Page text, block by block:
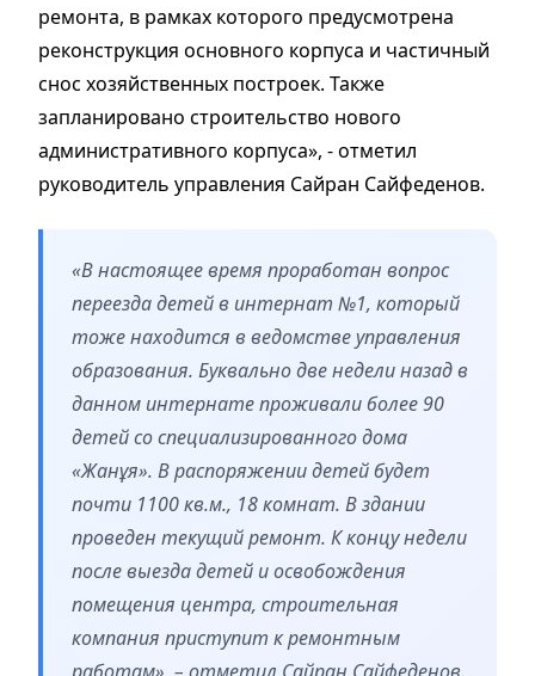
ремонта, в рамках которого предусмотрена
реконструкция основного корпуса и частичный
снос хозяйственных построек. Также
запланировано строительство нового
административного корпуса», - отметил
руководитель управления Сайран Сайфеденов.
«В настоящее время проработан вопрос
переезда детей в интернат №1, который
тоже находится в ведомстве управления
образования. Буквально две недели назад в
данном интернате проживали более 90
детей со специализированного дома
«Жанұя». В распоряжении детей будет
почти 1100 кв.м., 18 комнат. В здании
проведен текущий ремонт. К концу недели
после выезда детей и освобождения
помещения центра, строительная
компания приступит к ремонтным